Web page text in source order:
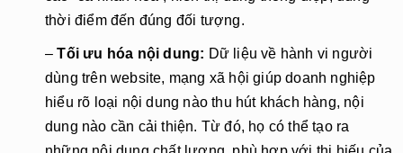
thời điểm đến đúng đối tượng.
–Tối ưu hóa nội dung: Dữ liệu về hành vi người
dùng trên website, mạng xã hội giúp doanh nghiệp
hiểu rõ loại nội dung nào thu hút khách hàng, nội
dung nào cần cải thiện. Từ đó, họ có thể tạo ra